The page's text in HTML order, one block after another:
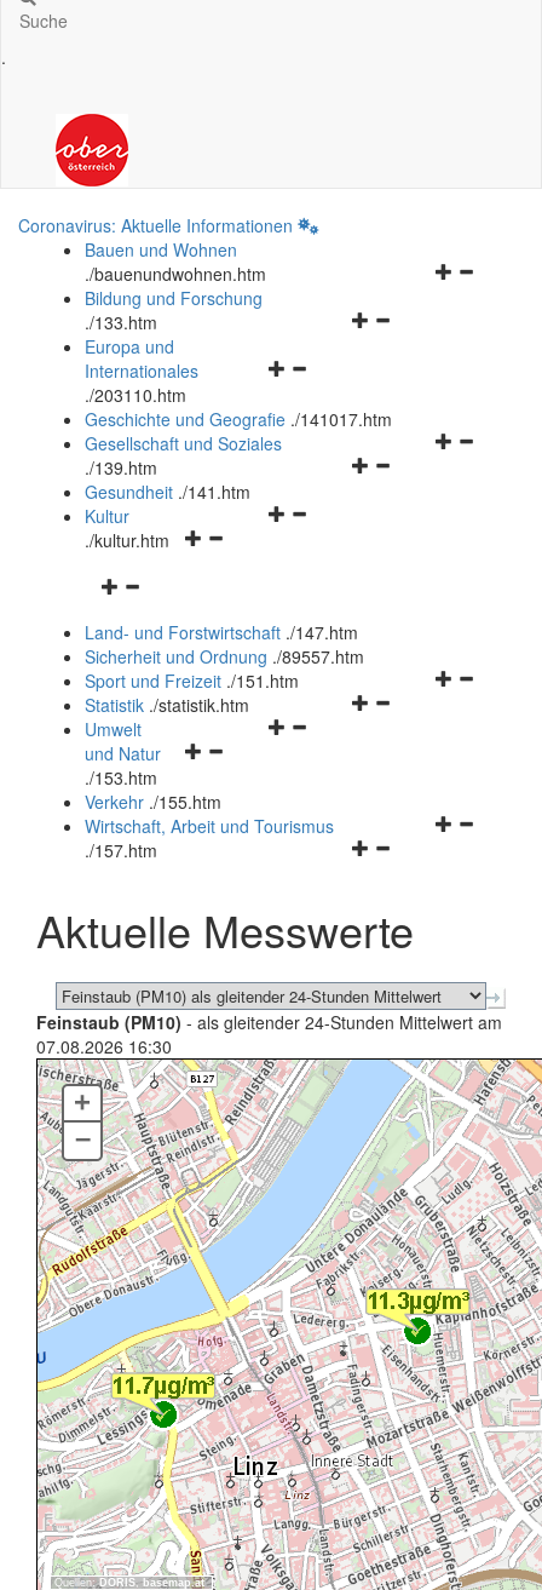
Suche
.
Coronavirus: Aktuelle Informationen
Bauen und Wohnen
./bauenundwohnen.htm
Navigationsmenü
Bildung und Forschung
./133.htm
Navigationsmenü
und
schließen
Europa und
Internationales
./203110.htm
Geschichte und Geografie ./141017.htm
Navigationsmenü
Gesellschaft und Soziales
./139.htm
Navigationsmenü
Gesundheit ./141.htm
Navigationsmenü
Kultur
./kultur.htm
Navigationsmenü
und
schließen
Land- und Forstwirtschaft ./147.htm
Sicherheit und Ordnung ./89557.htm
Navigationsmenü
Sport und Freizeit ./151.htm
Navigationsmenü
Statistik ./statistik.htm
Navigationsmenü
und
schließen
Umwelt
und Natur
./153.htm
Verkehr ./155.htm
Navigationsmenü
schließen
Wirtschaft, Arbeit und Tourismus
./157.htm
Aktuelle Messwerte
Feinstaub (PM10) - als gleitender 24-Stunden Mittelwert am
07.08.2026 16:30
Quellen:DORIS, basemap.at
+
–